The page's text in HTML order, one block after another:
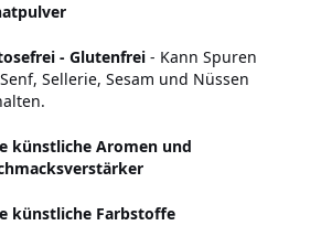
- Glutenfrei - Kann Spuren
Sellerie, Sesam und Nüssen
künstliche Aromen und
künstliche Farbstoffe